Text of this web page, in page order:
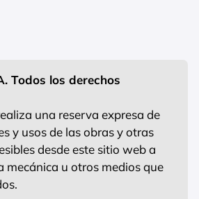
Todos los derechos
una reserva expresa de
y usos de las obras y otras
desde este sitio web a
mecánica u otros medios que